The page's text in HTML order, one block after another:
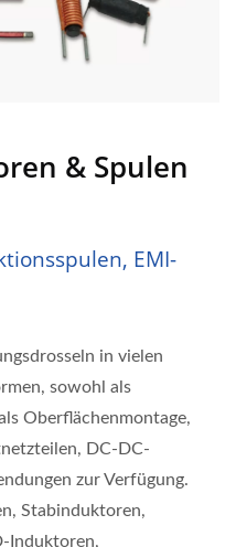
& Spulen
EMI-
in vielen
sowohl als
Oberflächenmontage,
DC-DC-
zur Verfügung.
Stabinduktoren,
Induktoren,